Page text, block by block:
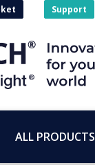
Support
ALL PRODUCTS